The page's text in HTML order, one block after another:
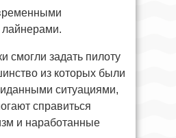
смогли задать пилоту
из которых были
ситуациями,
справиться
и наработанные